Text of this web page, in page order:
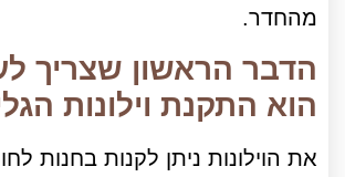
מהחדר.
הדבר הראשון שצריך
הוא התקנת וילונות
את הוילונות ניתן לקנות בחנות